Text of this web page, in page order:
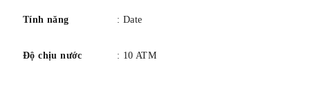
Tính năng : Date
Độ chịu nước : 10 ATM